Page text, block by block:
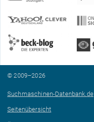
© 2009–2026
Suchmaschinen-Datenbank.de
Seitenübersicht